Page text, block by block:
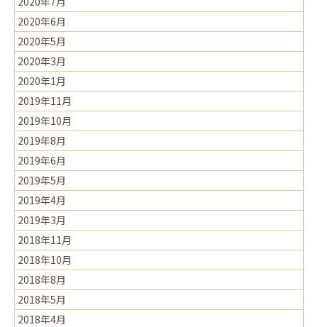
2020年6月
2020年5月
2020年3月
2020年1月
2019年11月
2019年10月
2019年8月
2019年6月
2019年5月
2019年4月
2019年3月
2018年11月
2018年10月
2018年8月
2018年5月
2018年4月